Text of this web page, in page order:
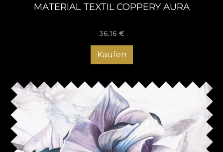
MATERIAL TEXTIL COPPERY AURA
36,16 €
Kaufen